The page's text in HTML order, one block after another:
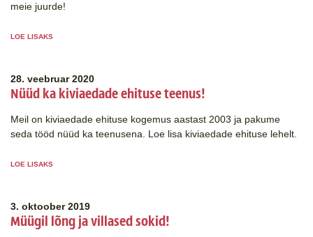
meie juurde!
LOE LISAKS
28. veebruar 2020
Nüüd ka kiviaedade ehituse teenus!
Meil on kiviaedade ehituse kogemus aastast 2003 ja pakume
seda tööd nüüd ka teenusena. Loe lisa kiviaedade ehituse lehelt.
LOE LISAKS
3. oktoober 2019
Müügil lõng ja villased sokid!